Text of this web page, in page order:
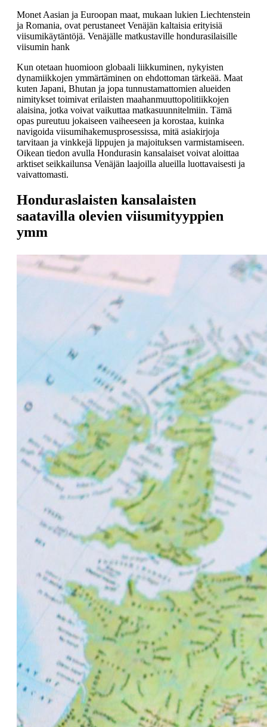
Monet Aasian ja Euroopan maat, mukaan lukien Liechtenstein
ja Romania, ovat perustaneet Venäjän kaltaisia erityisiä
viisumikäytäntöjä. Venäjälle matkustaville hondurasilaisille
viisumin hank
Kun otetaan huomioon globaali liikkuminen, nykyisten
dynamiikkojen ymmärtäminen on ehdottoman tärkeää. Maat
kuten Japani, Bhutan ja jopa tunnustamattomien alueiden
nimitykset toimivat erilaisten maahanmuuttopolitiikkojen
alaisina, jotka voivat vaikuttaa matkasuunnitelmiin. Tämä
opas pureutuu jokaiseen vaiheeseen ja korostaa, kuinka
navigoida viisumihakemusprosessissa, mitä asiakirjoja
tarvitaan ja vinkkejä lippujen ja majoituksen varmistamiseen.
Oikean tiedon avulla Hondurasin kansalaiset voivat aloittaa
arktiset seikkailunsa Venäjän laajoilla alueilla luottavaisesti ja
vaivattomasti.
Honduraslaisten kansalaisten
saatavilla olevien viisumityyppien
ymm